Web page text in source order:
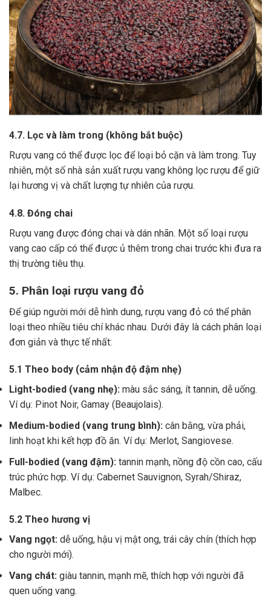
4.7. Lọc và làm trong (không bắt buộc)
Rượu vang có thể được lọc để loại bỏ cặn và làm trong. Tuy
nhiên, một số nhà sản xuất rượu vang không lọc rượu để giữ
lại hương vị và chất lượng tự nhiên của rượu.
4.8. Đóng chai
Rượu vang được đóng chai và dán nhãn. Một số loại rượu
vang cao cấp có thể được ủ thêm trong chai trước khi đưa ra
thị trường tiêu thụ.
5. Phân loại rượu vang đỏ
Để giúp người mới dễ hình dung, rượu vang đỏ có thể phân
loại theo nhiều tiêu chí khác nhau. Dưới đây là cách phân loại
đơn giản và thực tế nhất:
5.1 Theo body (cảm nhận độ đậm nhẹ)
Light-bodied (vang nhẹ): màu sắc sáng, ít tannin, dễ uống.
Ví dụ: Pinot Noir, Gamay (Beaujolais).
Medium-bodied (vang trung bình): cân bằng, vừa phải,
linh hoạt khi kết hợp đồ ăn. Ví dụ: Merlot, Sangiovese.
Full-bodied (vang đậm): tannin mạnh, nồng độ cồn cao, cấu
trúc phức hợp. Ví dụ: Cabernet Sauvignon, Syrah/Shiraz,
Malbec.
5.2 Theo hương vị
Vang ngọt: dễ uống, hậu vị mật ong, trái cây chín (thích hợp
cho người mới).
Vang chát: giàu tannin, mạnh mẽ, thích hợp với người đã
quen uống vang.